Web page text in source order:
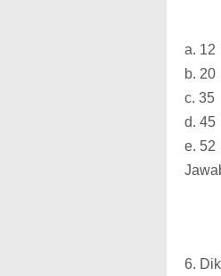
a. 12
b. 20
c. 35
d. 45
e. 52
6.